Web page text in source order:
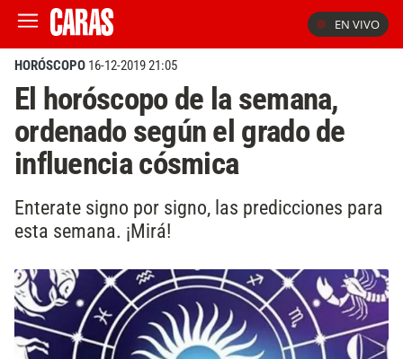
EN VIVO
HORÓSCOPO 16-12-2019 21:05
El horóscopo de la semana,
ordenado según el grado de
influencia cósmica
Enterate signo por signo, las predicciones para
esta semana. ¡Mirá!